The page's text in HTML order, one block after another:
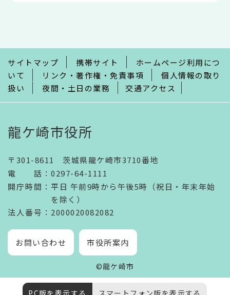
で
サイトマップ 携帯サイト
ホームページ利用につ
いて
リンク・著作権・免責事項
個人情報の取り
扱い
夜間・土日の業務 交通アクセス
龍ケ崎市役所
〒301-8611 茨城県龍ケ崎市3710番地
電話 ： 0297-64-1111
開庁時間 ： 平日 午前9時から午後5時（祝日・年末年始
を除く）
法人番号 ：2000020082082
お問い合わせ 市役所案内
©龍ケ崎市
PC版を表示する スマートフォン版を表示する